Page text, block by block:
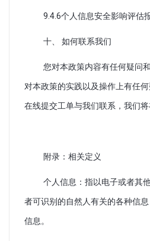
9.4.6个人信息安全影响评估
十、 如何联系我们
您对本政策内容有任何疑问
对本政策的实践以及操作上有任
在线提交工单与我们联系，我们将
附录：相关定义
个人信息：指以电子或者其
者可识别的自然人有关的各种信
信息。